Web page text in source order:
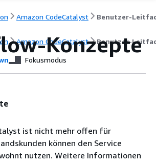
Amazon CodeCatalyst
Amazon CodeCatalyst Benutzer-
Konzepte
Fokusmodus
ist nicht mehr offen für
können den Service
nutzen. Weitere Informationen